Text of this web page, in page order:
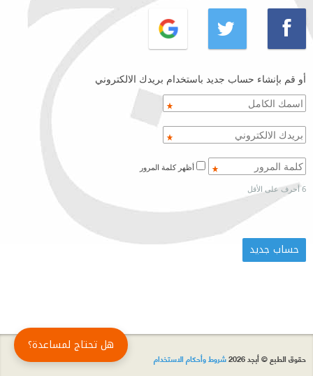
أو قم بإنشاء حساب جديد باستخدام بريدك الالكتروني
6 أحرف على الأقل
حقوق الطبع © أبجد 2026 شروط وأحكام الاستخدام
هل تحتاج لمساعدة؟